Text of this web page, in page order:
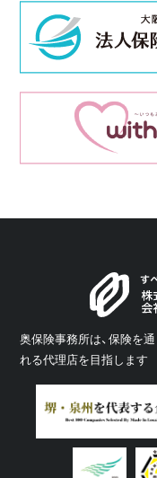
奥保険事務所は、保険を
れる代理店を目指します